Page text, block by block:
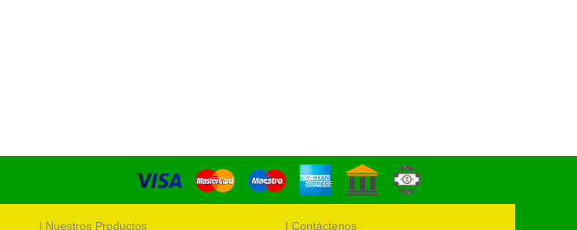
| Nuestros Productos | Contáctenos